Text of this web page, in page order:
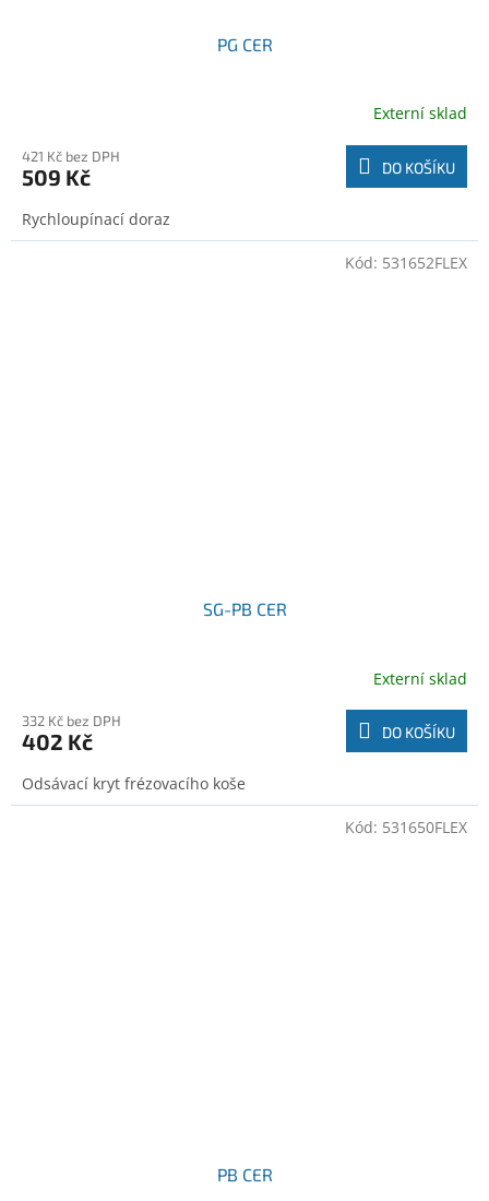
PG CER
Externí sklad
421 Kč bez DPH
509 Kč DO KOŠÍKU
Rychloupínací doraz
SG-PB CER
Externí sklad
332 Kč bez DPH
402 Kč DO KOŠÍKU
Odsávací kryt frézovacího koše
Kód: 531652FLEX
PB CER
Kód: 531650FLEX